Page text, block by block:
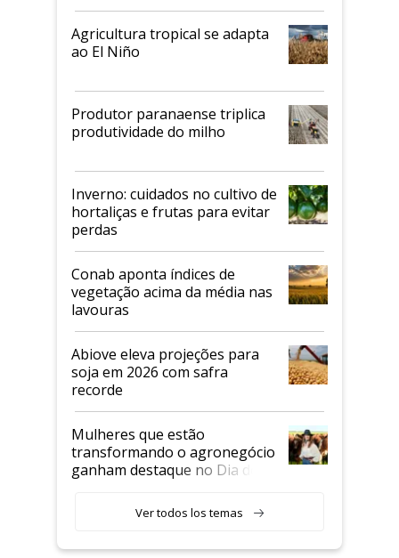
Agricultura tropical se adapta
ao El Niño
Produtor paranaense triplica
produtividade do milho
Inverno: cuidados no cultivo de
hortaliças e frutas para evitar
perdas
Conab aponta índices de
vegetação acima da média nas
lavouras
Abiove eleva projeções para
soja em 2026 com safra
recorde
Mulheres que estão
transformando o agronegócio
ganham destaque no Dia do
Ver todos los temas